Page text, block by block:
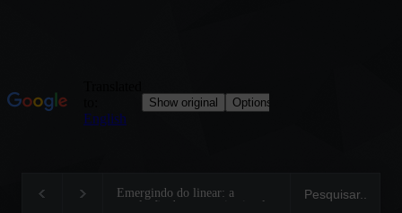
Emergindo do linear: a
revolução da economia circular
Traçando novos
o sistema alimentar